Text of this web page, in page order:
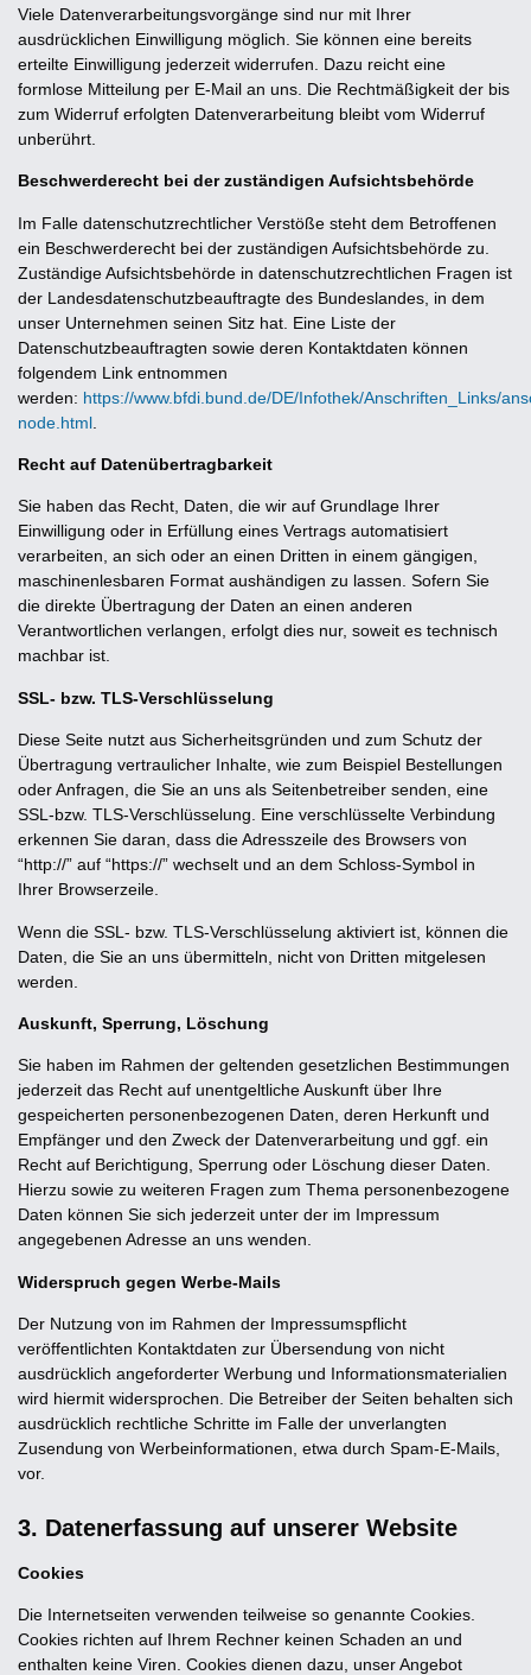
Viele Datenverarbeitungsvorgänge sind nur mit Ihrer
ausdrücklichen Einwilligung möglich. Sie können eine bereits
erteilte Einwilligung jederzeit widerrufen. Dazu reicht eine
formlose Mitteilung per E-Mail an uns. Die Rechtmäßigkeit der bis
zum Widerruf erfolgten Datenverarbeitung bleibt vom Widerruf
unberührt.
Beschwerderecht bei der zuständigen Aufsichtsbehörde
Im Falle datenschutzrechtlicher Verstöße steht dem Betroffenen
ein Beschwerderecht bei der zuständigen Aufsichtsbehörde zu.
Zuständige Aufsichtsbehörde in datenschutzrechtlichen Fragen ist
der Landesdatenschutzbeauftragte des Bundeslandes, in dem
unser Unternehmen seinen Sitz hat. Eine Liste der
Datenschutzbeauftragten sowie deren Kontaktdaten können
folgendem Link entnommen
werden: https://www.bfdi.bund.de/DE/Infothek/Anschriften_Links/
node.html
Recht auf Datenübertragbarkeit
Sie haben das Recht, Daten, die wir auf Grundlage Ihrer
Einwilligung oder in Erfüllung eines Vertrags automatisiert
verarbeiten, an sich oder an einen Dritten in einem gängigen,
maschinenlesbaren Format aushändigen zu lassen. Sofern Sie
die direkte Übertragung der Daten an einen anderen
Verantwortlichen verlangen, erfolgt dies nur, soweit es technisch
machbar ist.
SSL- bzw. TLS-Verschlüsselung
Diese Seite nutzt aus Sicherheitsgründen und zum Schutz der
Übertragung vertraulicher Inhalte, wie zum Beispiel Bestellungen
oder Anfragen, die Sie an uns als Seitenbetreiber senden, eine
SSL-bzw. TLS-Verschlüsselung. Eine verschlüsselte Verbindung
erkennen Sie daran, dass die Adresszeile des Browsers von
“http://” auf “https://” wechselt und an dem Schloss-Symbol in
Ihrer Browserzeile.
Wenn die SSL- bzw. TLS-Verschlüsselung aktiviert ist, können die
Daten, die Sie an uns übermitteln, nicht von Dritten mitgelesen
werden.
Auskunft, Sperrung, Löschung
Sie haben im Rahmen der geltenden gesetzlichen Bestimmungen
jederzeit das Recht auf unentgeltliche Auskunft über Ihre
gespeicherten personenbezogenen Daten, deren Herkunft und
Empfänger und den Zweck der Datenverarbeitung und ggf. ein
Recht auf Berichtigung, Sperrung oder Löschung dieser Daten.
Hierzu sowie zu weiteren Fragen zum Thema personenbezogene
Daten können Sie sich jederzeit unter der im Impressum
angegebenen Adresse an uns wenden.
Widerspruch gegen Werbe-Mails
Der Nutzung von im Rahmen der Impressumspflicht
veröffentlichten Kontaktdaten zur Übersendung von nicht
ausdrücklich angeforderter Werbung und Informationsmaterialien
wird hiermit widersprochen. Die Betreiber der Seiten behalten sich
ausdrücklich rechtliche Schritte im Falle der unverlangten
Zusendung von Werbeinformationen, etwa durch Spam-E-Mails,
vor.
3. Datenerfassung auf unserer Website
Cookies
Die Internetseiten verwenden teilweise so genannte Cookies.
Cookies richten auf Ihrem Rechner keinen Schaden an und
enthalten keine Viren. Cookies dienen dazu, unser Angebot